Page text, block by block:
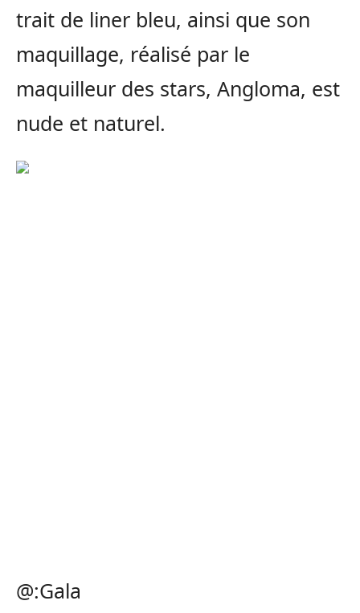
trait de liner bleu, ainsi que son
maquillage, réalisé par le
maquilleur des stars, Angloma, est
nude et naturel.
@:Gala